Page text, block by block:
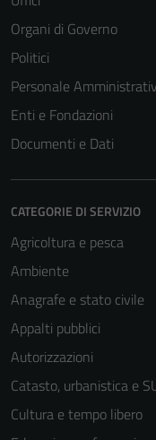
Organi di Governo
Politici
Personale
Enti e Fondazioni
Documenti e Dati
CATEGORIE DI SERVIZIO
Agricoltura e pesca
Ambiente
Anagrafe e stato civile
Appalti pubblici
Autorizzazioni
Catasto, urbanistica e
Cultura e tempo libero